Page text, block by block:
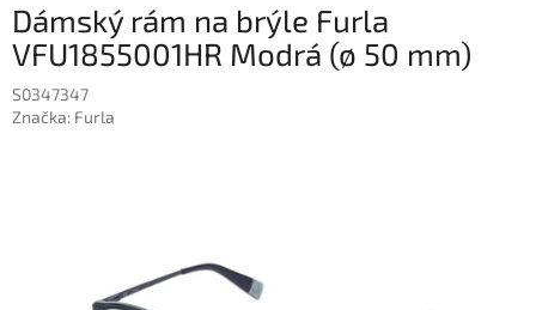
Dámský rám na brýle Furla
VFU1855001HR Modrá (ø 50 mm)
S0347347
Značka: Furla